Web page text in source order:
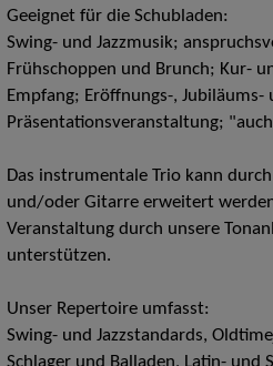
Geeignet für die Schubladen:
Swing- und Jazzmusik;
Frühschoppen und Brunch; Kur-
Empfang; Eröffnungs-, Jubiläums-
Präsentationsveranstaltung;
Das instrumentale Trio kann
und/oder Gitarre erweitert
Veranstaltung durch unsere
unterstützen.
Unser Repertoire umfasst:
Swing- und Jazzstandards,
Schlager und Balladen, Latin- und